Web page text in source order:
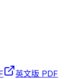
英文版 PDF